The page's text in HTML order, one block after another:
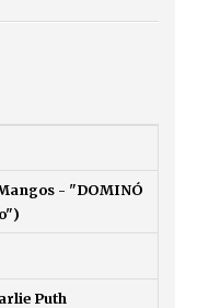
- "DOMINÓ
Puth